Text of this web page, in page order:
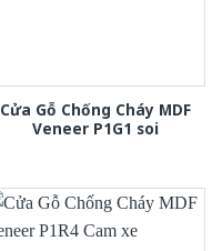
Cửa Gỗ Chống Cháy MDF
Veneer P1G1 soi